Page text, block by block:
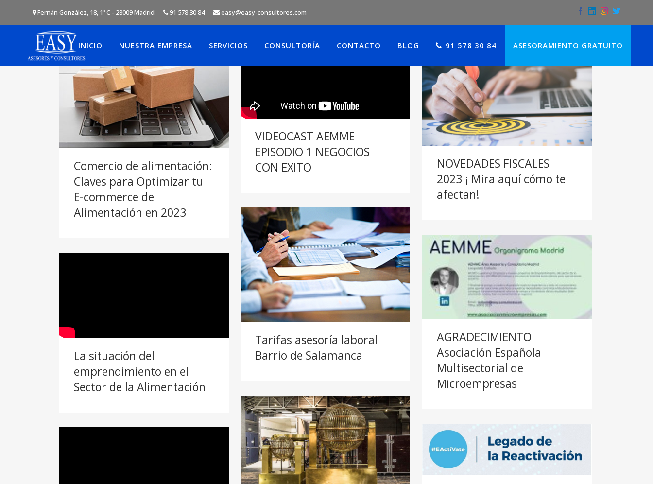
Fernán González, 18, 1º C - 28009 Madrid 91 578 30 84 easy@easy-consultores.com
INICIO NUESTRA EMPRESA SERVICIOS CONSULTORÍA CONTACTO BLOG 91 578 30 84 ASESORAMIENTO GRATUITO
Comercio de alimentación:
Claves para Optimizar tu
E-commerce de
Alimentación en 2023
VIDEOCAST AEMME
EPISODIO 1 NEGOCIOS
CON EXITO
NOVEDADES FISCALES
2023 ¡ Mira aquí cómo te
afectan!
Tarifas asesoría laboral
Barrio de Salamanca
AGRADECIMIENTO
Asociación Española
Multisectorial de
Microempresas
La situación del
emprendimiento en el
Sector de la Alimentación